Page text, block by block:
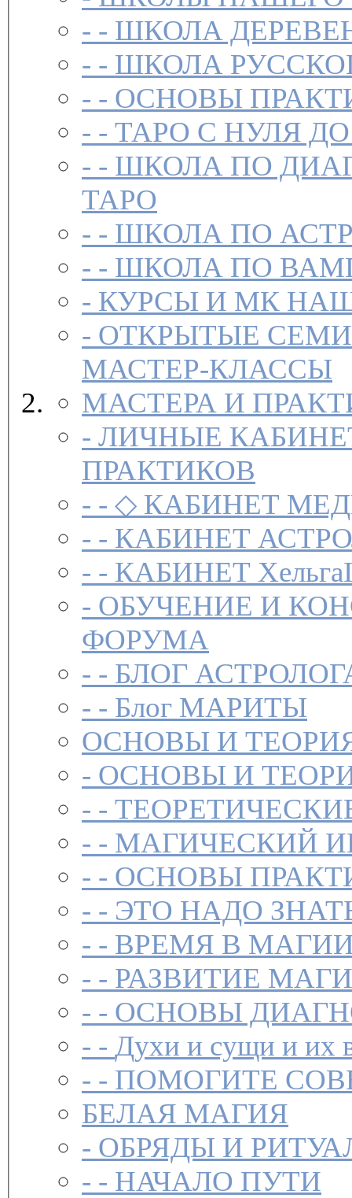
- - ШКОЛА
- - ШКОЛА
- - ОСНОВЫ
- - ТАРО С НУЛЯ
- - ШКОЛА ПО
ТАРО
- - ШКОЛА ПО
- - ШКОЛА ПО
-
- ОТКРЫТЫЕ
МАСТЕР-КЛАССЫ
МАСТЕРА И
- ЛИЧНЫЕ
ПРАКТИКОВ
- - ◇ КАБИНЕТ
- - КАБИНЕТ
- - КАБИНЕТ ХельгаI
- ОБУЧЕНИЕ И
ФОРУМА
- - БЛОГ
- - Блог МАРИТЫ
ОСНОВЫ И
- ОСНОВЫ И
- -
- - МАГИЧЕСКИЙ
- - ОСНОВЫ
- - ЭТО НАДО
- - ВРЕМЯ В
- - РАЗВИТИЕ
- - ОСНОВЫ
- - Духи и сущи и их
- - ПОМОГИТЕ
БЕЛАЯ МАГИЯ
- ОБРЯДЫ И
- - НАЧАЛО ПУТИ